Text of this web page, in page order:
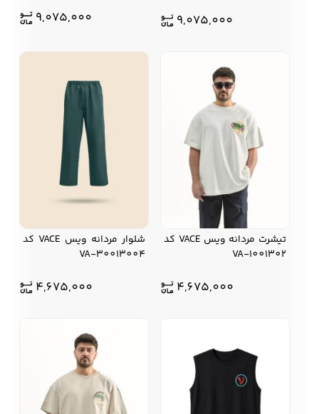
9,075,000
9,075,000
تیشرت مردانه ویس VACE کد
VA-1001302
4,675,000
شلوار مردانه ویس VACE کد
VA-30013004
4,675,000